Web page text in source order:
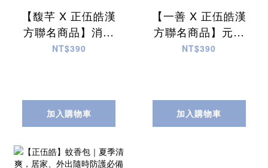
【馥芊 X 正伍皓漢
方聯名商品】消濕
茶｜簡單泡，輕鬆
NT$390
加入購物車
【一善 X 正伍皓漢
方聯名商品】元氣
湯｜充沛體力，能
率！
NT$390
加入購物車